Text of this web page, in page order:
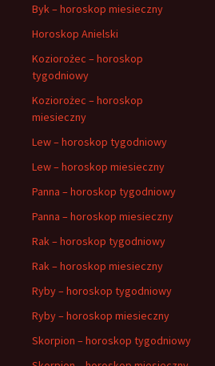
Byk – horoskop miesieczny
Horoskop Anielski
Koziorożec – horoskop
tygodniowy
Koziorożec – horoskop
miesieczny
Lew – horoskop tygodniowy
Lew – horoskop miesieczny
Panna – horoskop tygodniowy
Panna – horoskop miesieczny
Rak – horoskop tygodniowy
Rak – horoskop miesieczny
Ryby – horoskop tygodniowy
Ryby – horoskop miesieczny
Skorpion – horoskop tygodniowy